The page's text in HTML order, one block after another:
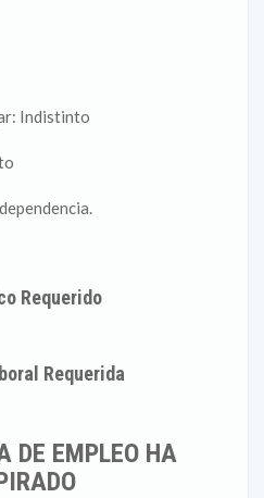
Indistinto
Requerido
Requerida
DE EMPLEO HA